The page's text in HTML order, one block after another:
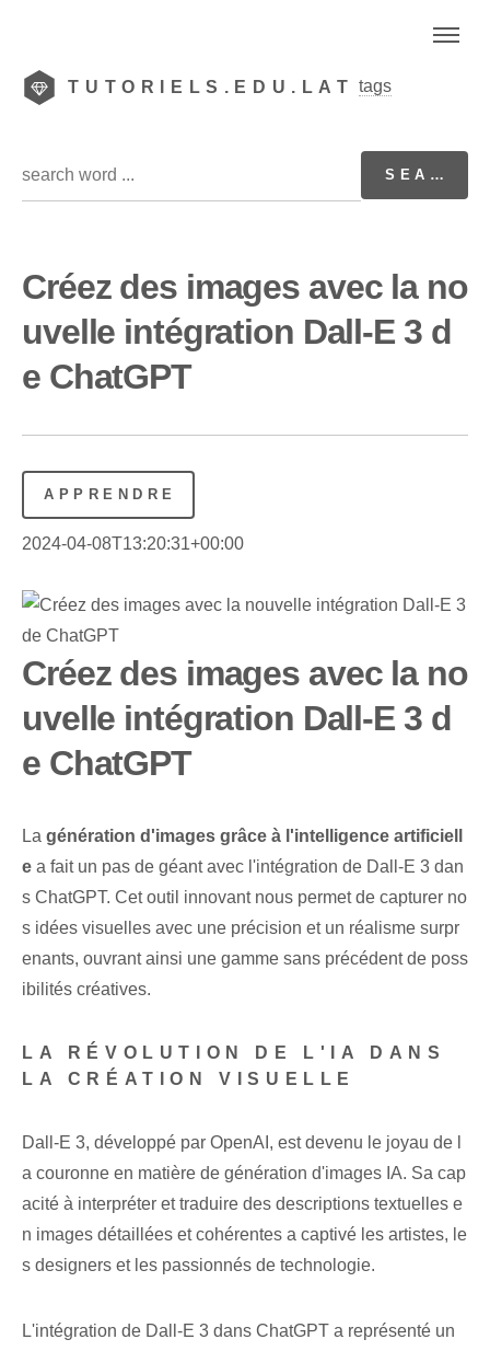
TUTORIELS.EDU.LAT tags
Créez des images avec la no
uvelle intégration Dall-E 3 d
e ChatGPT
APPRENDRE
2024-04-08T13:20:31+00:00
Créez des images avec la no
uvelle intégration Dall-E 3 d
e ChatGPT
La génération d'images grâce à l'intelligence artificiell
e a fait un pas de géant avec l'intégration de Dall-E 3 dan
s ChatGPT. ​Cet outil innovant nous permet de capturer no
s idées visuelles avec une précision et un réalisme surpr
enants, ouvrant ainsi une gamme sans précédent de poss
ibilités créatives.
LA RÉVOLUTION DE L'‌IA‌ DANS
LA‌ CRÉATION VISUELLE⁢
Dall-E 3, développé par OpenAI, est devenu le joyau de l
a couronne en matière de génération d'images IA. Sa cap
acité à interpréter et traduire des descriptions textuelles e
n images détaillées et cohérentes a captivé les artistes, le
s designers et les passionnés de technologie.
L'intégration de Dall-E 3⁢ dans ChatGPT a ‌représenté un